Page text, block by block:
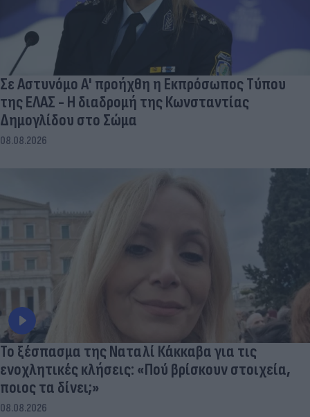
Σε Αστυνόμο Α' προήχθη η Εκπρόσωπος Τύπου
της ΕΛΑΣ - Η διαδρομή της Κωνσταντίας
Δημογλίδου στο Σώμα
08.08.2026
Το ξέσπασμα της Ναταλί Κάκκαβα για τις
ενοχλητικές κλήσεις: «Πού βρίσκουν στοιχεία,
ποιος τα δίνει;»
08.08.2026